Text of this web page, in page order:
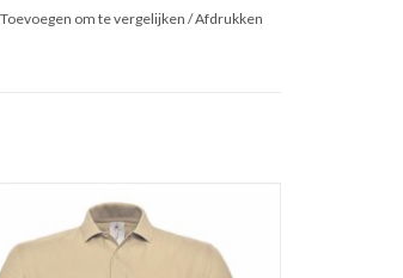
Toevoegen om te vergelijken /Afdrukken
budget van B&C. Poloshirt verkrijgbaar in
liefst 20 kleuren in de maten S t/m 4XL !